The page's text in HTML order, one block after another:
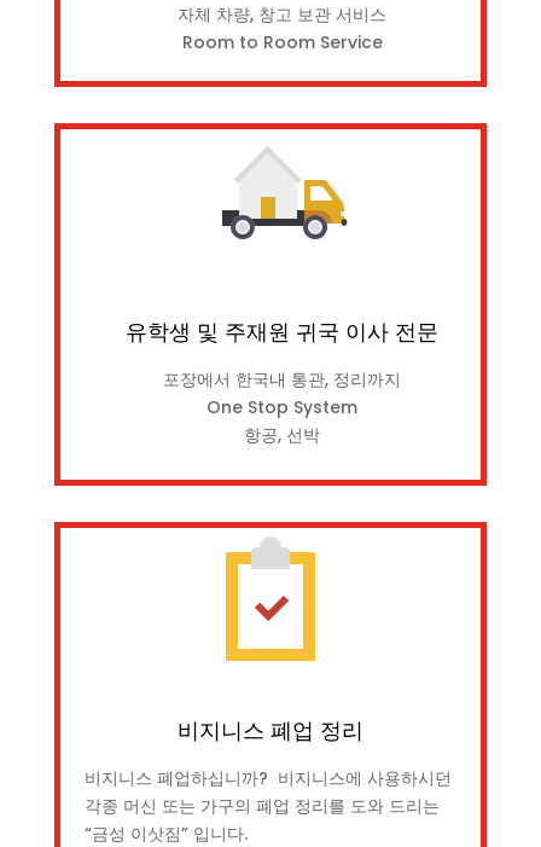
자체 차량, 창고 보관 서비스
Room to Room Service
유학생 및 주재원 귀국 이사 전문
포장에서 한국내 통관, 정리까지
One Stop System
항공, 선박
비지니스 폐업 정리
비지니스 폐업하십니까? 비지니스에 사용하시던
각종 머신 또는 가구의 폐업 정리를 도와 드리는
“금성 이삿짐” 입니다.